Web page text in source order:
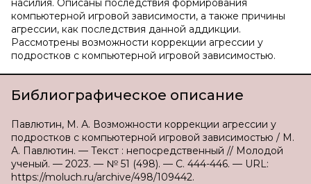
насилия. Описаны последствия формирования
компьютерной игровой зависимости, а также причины
агрессии, как последствия данной аддикции.
Рассмотрены возможности коррекции агрессии у
подростков с компьютерной игровой зависимостью.
Библиографическое описание
Павлютин, М. А. Возможности коррекции агрессии у
подростков с компьютерной игровой зависимостью / М.
А. Павлютин. — Текст : непосредственный // Молодой
ученый. — 2023. — № 51 (498). — С. 444-446. — URL:
https://moluch.ru/archive/498/109442.